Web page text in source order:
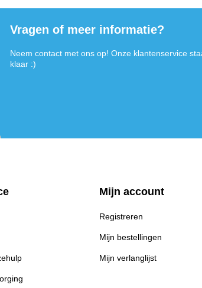
Vragen of meer informatie?
Neem contact met ons op! Onze klantenservice
klaar :)
Mijn account
Registreren
Mijn bestellingen
Mijn verlanglijst